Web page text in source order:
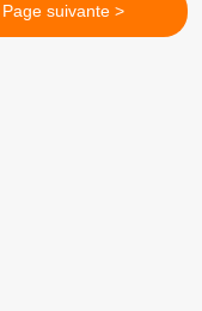
Page suivante >